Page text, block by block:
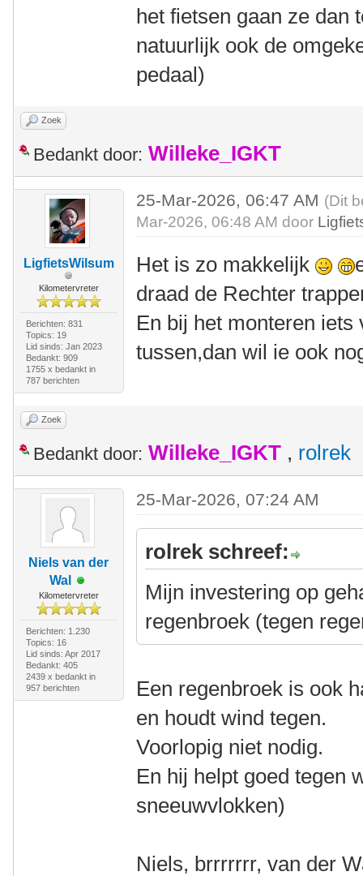
het fietsen gaan ze dan
natuurlijk ook de
pedaal)
Zoek
Bedankt door: Willeke_IGKT
LigfietsWilsum
Kilometervreter
Berichten: 831
Topics: 19
Lid sinds: Jan 2023
Bedankt: 909
1755 x bedankt in
787 berichten
25-Mar-2026, 06:47 AM (Dit
Mar-2026, 06:48 AM door
Het is zo makkelijk
draad de Rechter
En bij het monteren
tussen,dan wil ie ook
Zoek
Bedankt door: Willeke_IGKT , rolrek
Niels van der
Wal
Kilometervreter
Berichten: 1.230
Topics: 16
Lid sinds: Apr 2017
Bedankt: 405
2439 x bedankt in
957 berichten
25-Mar-2026, 07:24 AM
rolrek schreef:
Mijn investering op
regenbroek (tegen
Een regenbroek is ook
en houdt wind tegen.
Voorlopig niet nodig.
En hij helpt goed tegen
sneeuwvlokken)
Niels, brrrrrrr, van der